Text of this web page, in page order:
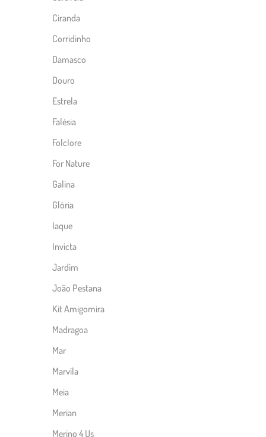
Ciranda
Corridinho
Damasco
Douro
Estrela
Falésia
Folclore
For Nature
Galina
Glória
Iaque
Invicta
Jardim
João Pestana
Kit Amigomira
Madragoa
Mar
Marvila
Meia
Merian
Merino 4 Us